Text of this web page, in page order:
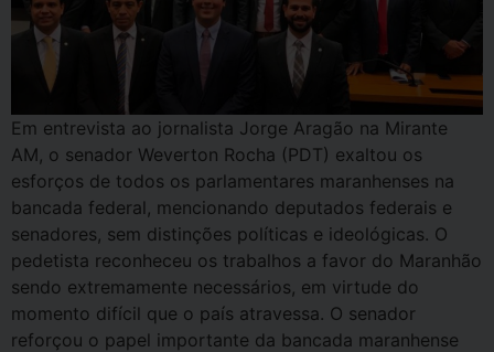
Em entrevista ao jornalista Jorge Aragão na Mirante
AM, o senador Weverton Rocha (PDT) exaltou os
esforços de todos os parlamentares maranhenses na
bancada federal, mencionando deputados federais e
senadores, sem distinções políticas e ideológicas. O
pedetista reconheceu os trabalhos a favor do Maranhão
sendo extremamente necessários, em virtude do
momento difícil que o país atravessa. O senador
reforçou o papel importante da bancada maranhense